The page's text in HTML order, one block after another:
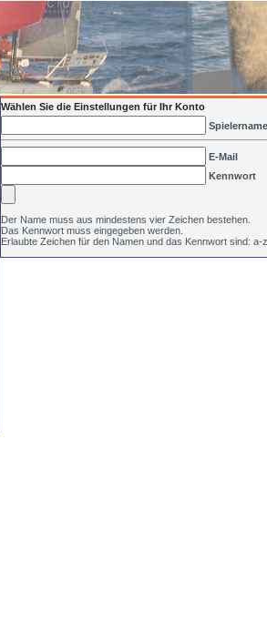
Wählen Sie die Einstellungen für Ihr Konto
Spielername
E-Mail
Kennwort
Der Name muss aus mindestens vier Zeichen bestehen.
Das Kennwort muss eingegeben werden.
Erlaubte Zeichen für den Namen und das Kennwort sind: a-